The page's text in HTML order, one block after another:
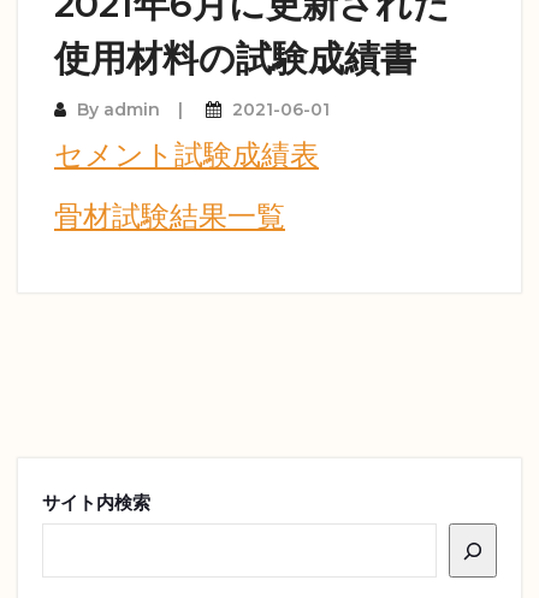
使用材料の試験成績書
By admin 2021-06-01
セメント試験成績表
骨材試験結果一覧
サイト内検索